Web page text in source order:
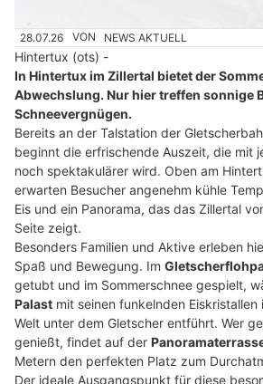
28.07.26 VON NEWS AKTUELL
Hintertux (ots) -
In Hintertux im Zillertal bietet der
Abwechslung. Nur hier treffen sonnige
Schneevergnügen.
Bereits an der Talstation der
beginnt die erfrischende Auszeit, die mit
noch spektakulärer wird. Oben am
erwarten Besucher angenehm kühle
Eis und ein Panorama, das das Zillertal
Seite zeigt.
Besonders Familien und Aktive erleben
Spaß und Bewegung. Im
getubt und im Sommerschnee gespielt,
Palast mit seinen funkelnden
Welt unter dem Gletscher entführt. Wer
genießt, findet auf der
Metern den perfekten Platz zum
Der ideale Ausgangspunkt für diese